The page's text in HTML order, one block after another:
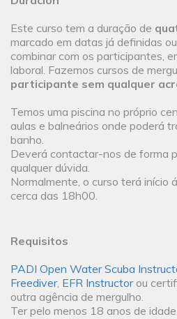
Este curso tem a duração de
marcado em datas já definidas
combinar com os participantes,
laboral. Fazemos cursos de
participante sem qualquer
Temos uma piscina no próprio
aulas e balneários onde poderá
banho.
Deverá contactar-nos de forma
qualquer dúvida.
Normalmente, o curso terá início
cerca das 18h00.
Requisitos
PADI Open Water Scuba
Freediver, EFR Instructorou
outra agência de mergulho.
Ter pelo menos 18 anos de idade.